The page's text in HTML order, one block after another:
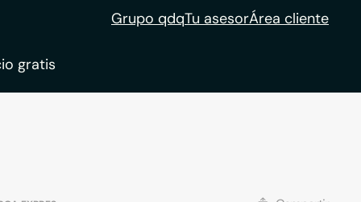
Grupo qdqTu asesorÁrea cliente
gratis